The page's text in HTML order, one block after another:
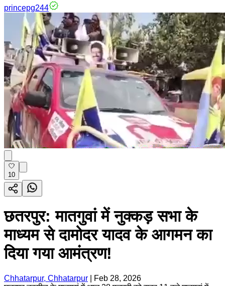
princepg244
10
छतरपुर: मातगुवां में नुक्कड़ सभा के
माध्यम से दामोदर यादव के आगमन का
दिया गया आमंत्रण!
Chhatarpur, Chhatarpur
Feb 28, 2026